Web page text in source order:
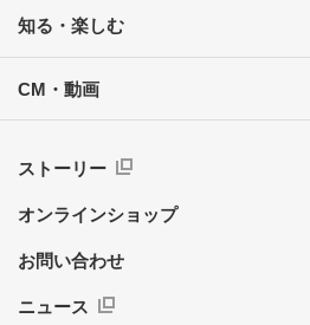
知る・楽しむ
CM・動画
ストーリー
オンラインショップ
お問い合わせ
ニュース